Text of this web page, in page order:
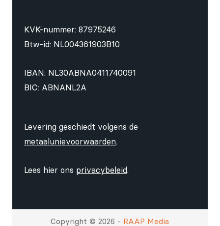
KVK-nummer: 87975246
Btw-id: NL004361903B10
IBAN: NL30ABNA0411740091
BIC: ABNANL2A
Levering geschiedt volgens de
metaalunievoorwaarden.
Lees hier ons privacybeleid.
Copyright © 2026 - RAAP Media